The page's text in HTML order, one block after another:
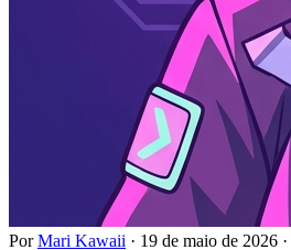
PorMari Kawaii · 19 de maio de 2026 ·